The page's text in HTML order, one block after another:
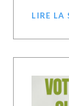
LIRE LA